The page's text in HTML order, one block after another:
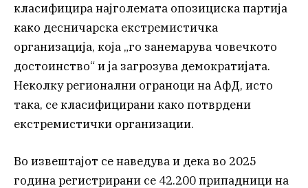
класифицира најголемата опозициска партија
како десничарска екстремистичка
организација, која „го занемарува човечкото
достоинство“ и ја загрозува демократијата.
Неколку регионални ограноци на АфД, исто
така, се класифицирани како потврдени
екстремистички организации.
Во извештајот се наведува и дека во 2025
година регистрирани се 42.200 припадници на